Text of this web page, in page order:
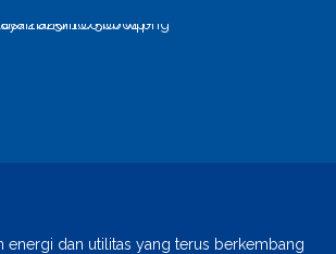
energi dan utilitas yang terus berkembang